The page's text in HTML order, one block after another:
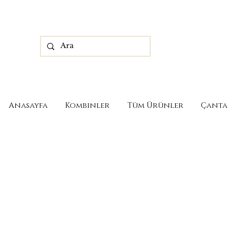
Anasayfa Kombinler Tüm Ürünler Çanta